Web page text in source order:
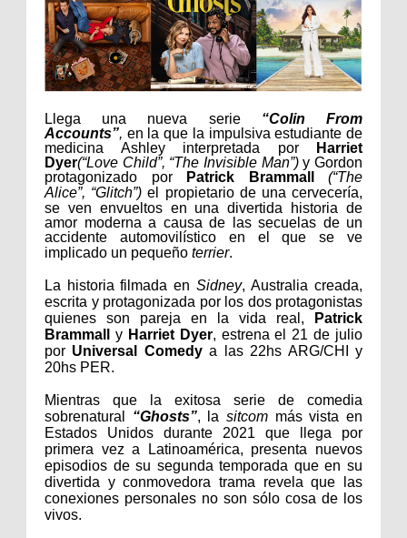
Llega una nueva serie“Colin From
Accounts”, en la que la impulsiva estudiante de
medicina Ashley interpretada por
Harriet
Dyer(“Love Child”, “The Invisible Man”)y Gordon
protagonizado por
Patrick Brammall
(“The
Alice”, “Glitch”) el propietario de una cervecería,
se ven envueltos en una divertida historia de
amor moderna a causa de las secuelas de un
accidente automovilístico en el que se ve
implicado un pequeño terrier.
La historia filmada en Sidney, Australiacreada,
escrita y protagonizada por los dos protagonistas
quienes son pareja en la vida real,
Patrick
Brammall
y Harriet Dyer, estrena el 21 de julio
por Universal Comedya las 22hs ARG/CHI y
20hs PER.
Mientras que la exitosa serie de comedia
sobrenatural
“Ghosts”, lasitcom más vista en
Estados Unidos durante 2021 que llega por
primera vez a Latinoamérica, presenta nuevos
episodios de su segunda temporada que en su
divertida y conmovedora trama revela que las
conexiones personales no son sólo cosa de los
vivos.